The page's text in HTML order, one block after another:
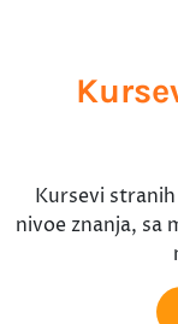
Kursevi
nivoe znanja, sa